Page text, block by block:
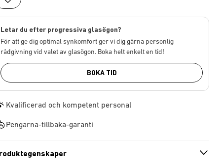
Letar du efter progressiva glasögon?
För att ge dig optimal synkomfort ger vi dig gärna personlig
rådgivning vid valet av glasögon. Boka helt enkelt en tid!
BOKA TID
Kvalificerad och kompetent personal
Pengarna-tillbaka-garanti